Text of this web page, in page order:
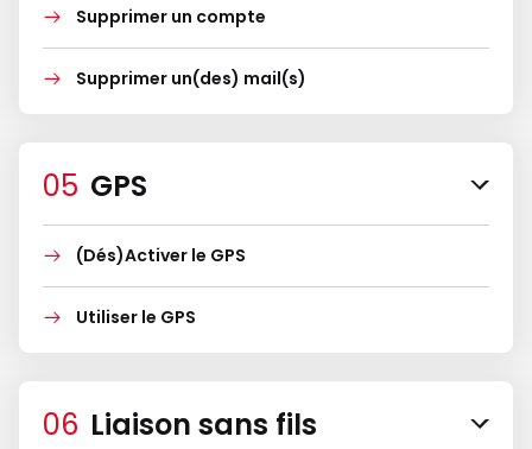
Supprimer un compte
Supprimer un(des) mail(s)
GPS
(Dés)Activer le GPS
Utiliser le GPS
Liaison sans fils